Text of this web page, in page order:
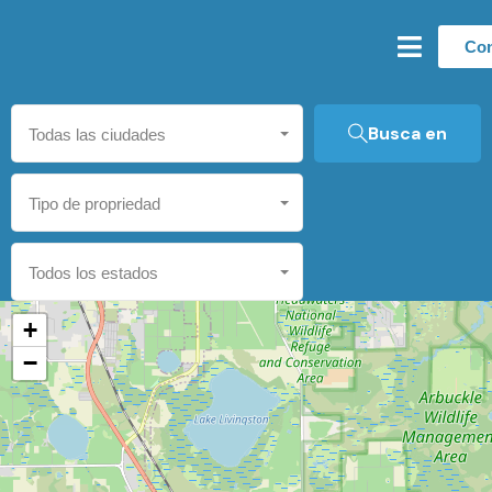
Todas las ciudades
Tipo de propriedad
Todos los estados
Busca en
+
−